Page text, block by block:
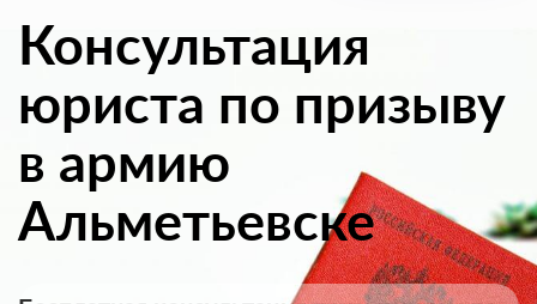
Консультация
юриста по призыву
в армию
Альметьевске